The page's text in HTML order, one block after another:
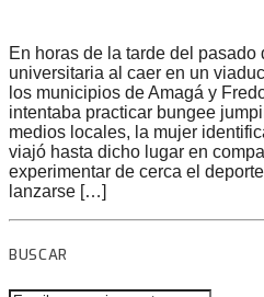
En horas de la tarde del
universitaria al caer en un
los municipios de Amagá y
intentaba practicar bungee
medios locales, la mujer
viajó hasta dicho lugar en
experimentar de cerca el
lanzarse […]
BUSCAR